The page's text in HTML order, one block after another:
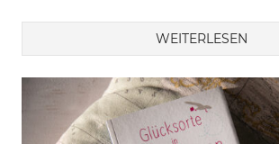
WEITERLESEN